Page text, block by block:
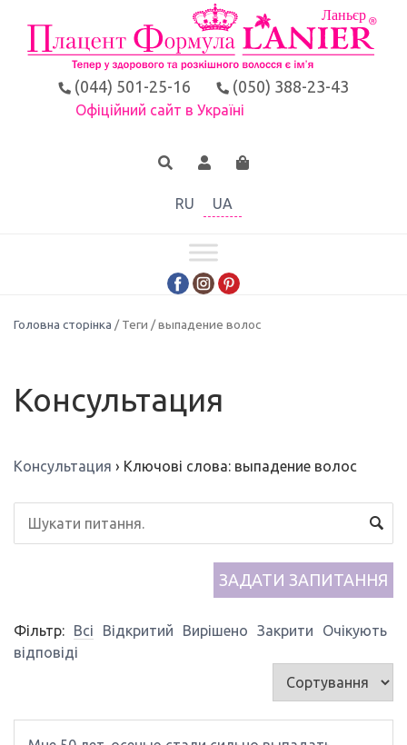
(044) 501-25-16 (050) 388-23-43
Офіційний сайт в Україні
RU UA
Головна сторінка / Теги / выпадение волос
Консультация
Консультация › Ключові слова: выпадение волос
ЗАДАТИ ЗАПИТАННЯ
Фільтр: Всі Відкритий Вирішено Закрити
Очікують
відповіді